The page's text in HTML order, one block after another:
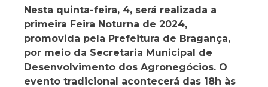
Nesta quinta-feira, 4, será realizada a
primeira Feira Noturna de 2024,
promovida pela Prefeitura de Bragança,
por meio da Secretaria Municipal de
Desenvolvimento dos Agronegócios. O
evento tradicional acontecerá das 18h às